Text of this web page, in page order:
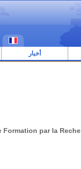
أخبار
par la